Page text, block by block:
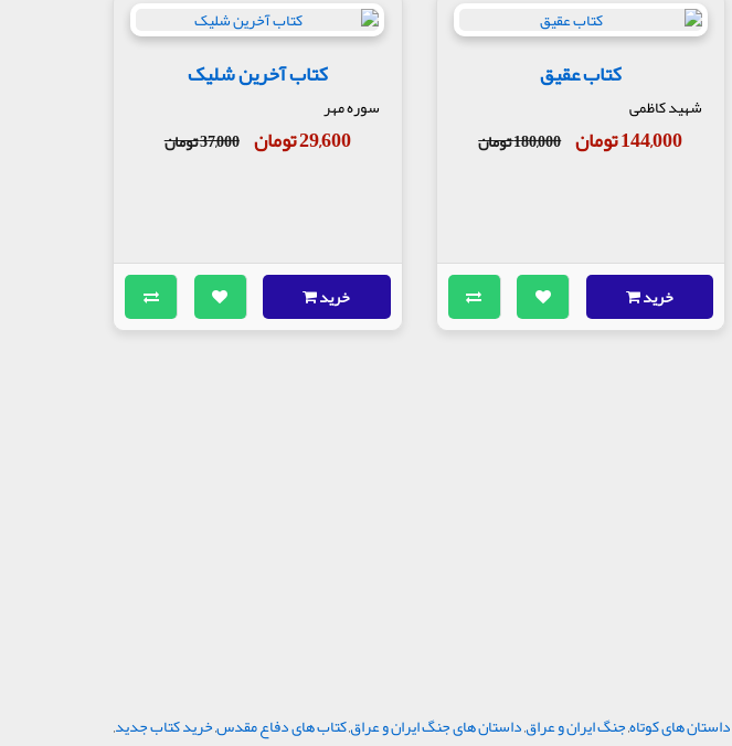
کتاب عقیق
شهید کاظمی
144,000 تومان 180,000 تومان
خرید
کتاب آخرین شلیک
سوره مهر
29,600 تومان 37,000 تومان
خرید
داستان های کوتاه,جنگ ایران و عراق,داستان های جنگ ایران و عراق,کتاب های دفاع مقدس,خرید کتاب جدید,